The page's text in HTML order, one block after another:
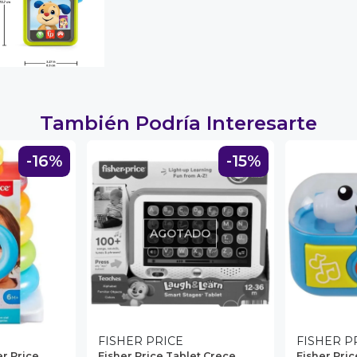
También Podría Interesarte
-16% -15%
AGOTADO
FISHER PRICE FISHER